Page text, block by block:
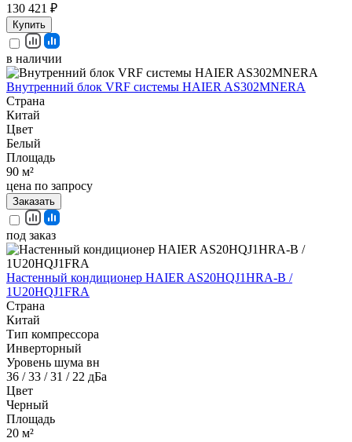
130 421 ₽
Купить
в наличии
Внутренний блок VRF системы HAIER AS302MNERA
Страна
Китай
Цвет
Белый
Площадь
90 м²
цена по запросу
Заказать
под заказ
Настенный кондиционер HAIER AS20HQJ1HRA-B /
1U20HQJ1FRA
Страна
Китай
Тип компрессора
Инверторный
Уровень шума вн
36 / 33 / 31 / 22 дБа
Цвет
Черный
Площадь
20 м²